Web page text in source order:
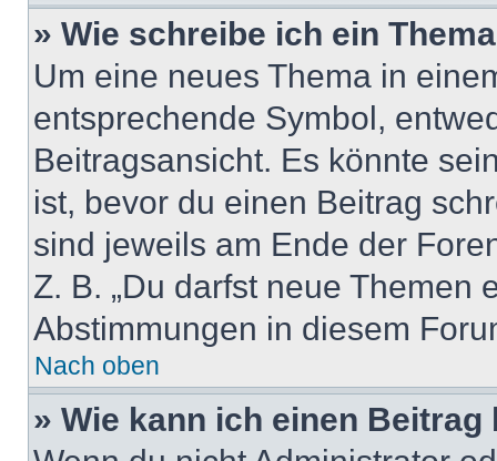
» Wie schreibe ich ein
Um eine neues Thema in
entsprechende Symbol,
Beitragsansicht. Es könnte
ist, bevor du einen Beitrag
sind jeweils am Ende der
Z. B. „Du darfst neue Themen
Abstimmungen in diesem
Nach oben
» Wie kann ich einen